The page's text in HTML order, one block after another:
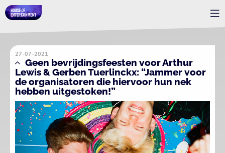
27-07-2021
Geen bevrijdingsfeesten voor Arthur
Lewis & Gerben Tuerlinckx: “Jammer voor
de organisatoren die hiervoor hun nek
hebben uitgestoken!”